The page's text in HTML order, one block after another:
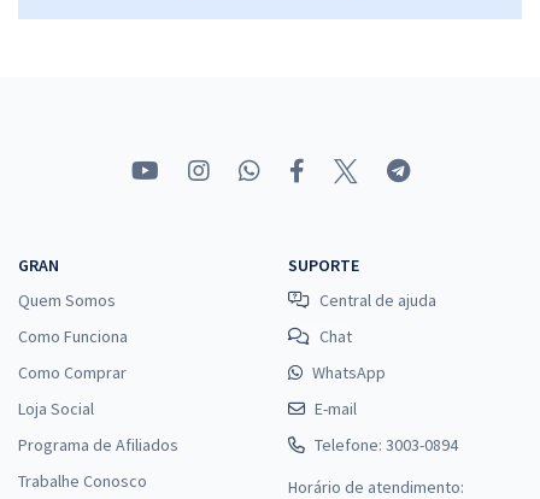
GRAN
Quem Somos
Como Funciona
Como Comprar
Loja Social
Programa de Afiliados
Trabalhe Conosco
SUPORTE
Central de ajuda
Chat
WhatsApp
E-mail
Telefone: 3003-0894
Horário de atendimento: